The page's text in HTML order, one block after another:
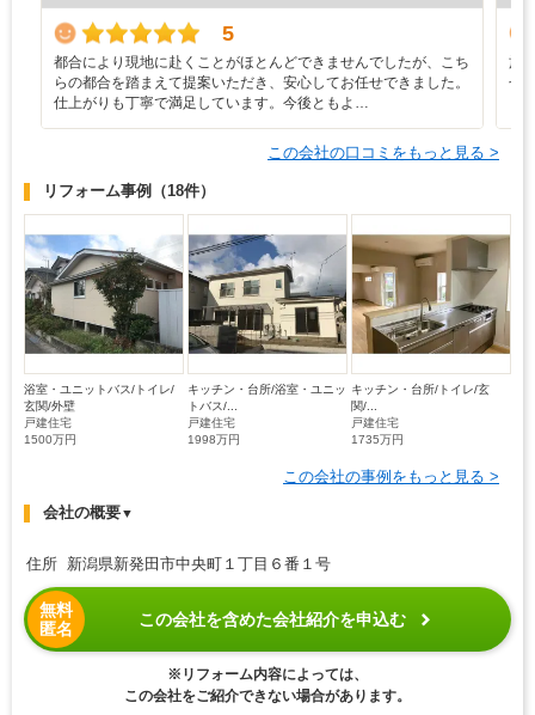
5
都合により現地に赴くことがほとんどできませんでしたが、こち
らの都合を踏まえて提案いただき、安心してお任せできました。
仕上がりも丁寧で満足しています。今後ともよ…
施
せ
この会社の口コミをもっと見る >
リフォーム事例 （18件）
浴室・ユニットバス/トイレ/
玄関/外壁
戸建住宅
1500万円
キッチン・台所/浴室・ユニッ
トバス/...
戸建住宅
1998万円
キッチン・台所/トイレ/玄
関/...
戸建住宅
1735万円
この会社の事例をもっと見る >
会社の概要▼
住所 新潟県新発田市中央町１丁目６番１号
無料
匿名
この会社を含めた会社紹介を申込む
※リフォーム内容によっては、
この会社をご紹介できない場合があります。